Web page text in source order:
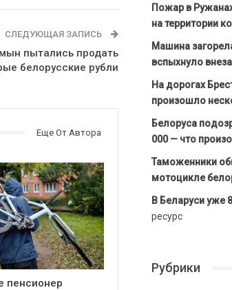
СЛЕДУЮЩАЯ ЗАПИСЬ
пытались продать
белорусские рубли
Еще От Автора
пенсионер
Пожар в
на территории
Машина
вспыхнуло
На дорогах
произошло
Белоруса
000 — что
Таможенники
мотоцикле
В Беларуси уже
ресурс
Рубрики